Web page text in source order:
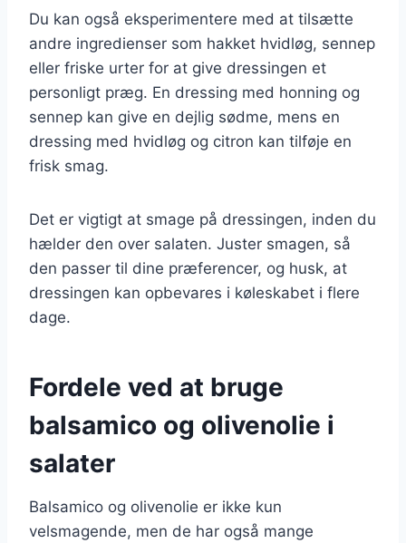
Du kan også eksperimentere med at tilsætte
andre ingredienser som hakket hvidløg, sennep
eller friske urter for at give dressingen et
personligt præg. En dressing med honning og
sennep kan give en dejlig sødme, mens en
dressing med hvidløg og citron kan tilføje en
frisk smag.
Det er vigtigt at smage på dressingen, inden du
hælder den over salaten. Juster smagen, så
den passer til dine præferencer, og husk, at
dressingen kan opbevares i køleskabet i flere
dage.
Fordele ved at bruge
balsamico og olivenolie i
salater
Balsamico og olivenolie er ikke kun
velsmagende, men de har også mange